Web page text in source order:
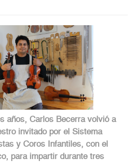
años, Carlos Becerra volvió a
invitado por el Sistema
y Coros Infantiles, con el
para impartir durante tres